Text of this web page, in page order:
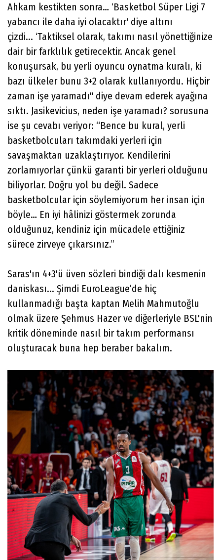
Ahkam kestikten sonra… ‘Basketbol Süper Ligi 7
yabancı ile daha iyi olacaktır' diye altını
çizdi... ‘Taktiksel olarak, takımı nasıl yönettiğinize
dair bir farklılık getirecektir. Ancak genel
konuşursak, bu yerli oyuncu oynatma kuralı, ki
bazı ülkeler bunu 3+2 olarak kullanıyordu. Hiçbir
zaman işe yaramadı" diye devam ederek ayağına
sıktı. Jasikevicius, neden işe yaramadı? sorusuna
ise şu cevabı veriyor: “Bence bu kural, yerli
basketbolcuları takımdaki yerleri için
savaşmaktan uzaklaştırıyor. Kendilerini
zorlamıyorlar çünkü garanti bir yerleri olduğunu
biliyorlar. Doğru yol bu değil. Sadece
basketbolcular için söylemiyorum her insan için
böyle… En iyi hâlinizi göstermek zorunda
olduğunuz, kendiniz için mücadele ettiğiniz
sürece zirveye çıkarsınız.”
Saras'ın 4+3'ü üven sözleri bindiği dalı kesmenin
daniskası... Şimdi EuroLeague’de hiç
kullanmadığı başta kaptan Melih Mahmutoğlu
olmak üzere Şehmus Hazer ve diğerleriyle BSL'nin
kritik döneminde nasıl bir takım performansı
oluşturacak buna hep beraber bakalım.